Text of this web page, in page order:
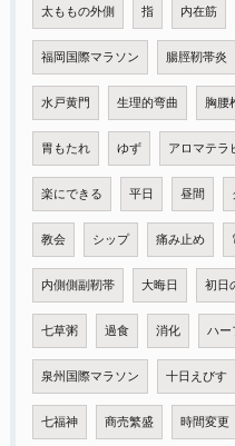
太ももの外側 指 内在筋
福岡国際マラソン 腸脛靭帯炎
水戸黄門 生理的弯曲 胸腰
胃もたれ ゆず アロマテラ
楽にできる 平日 昼間
教会 シップ 痛み止め
内側側副靭帯 大晦日 初日
七草粥 過食 消化 ハー
泉州国際マラソン 十日えびす
七福神 商売繁盛 時間変更